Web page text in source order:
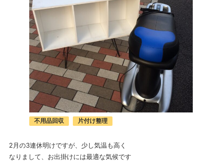
不用品回収 片付け整理
2月の3連休明けですが、少し気温も高く
なりまして、お出掛けには最適な気候です